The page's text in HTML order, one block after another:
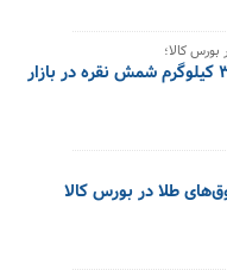
بورس کالا؛
دادوستد یک تن و ۳۱۰ کیلوگرم شمش نقره در بازار